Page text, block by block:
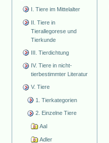
I. Tiere im Mittelalter
II. Tiere in
Tierallegorese und
Tierkunde
III. Tierdichtung
IV. Tiere in nicht-
tierbestimmter Literatur
V. Tiere
1. Tierkategorien
2. Einzelne Tiere
Aal
Adler